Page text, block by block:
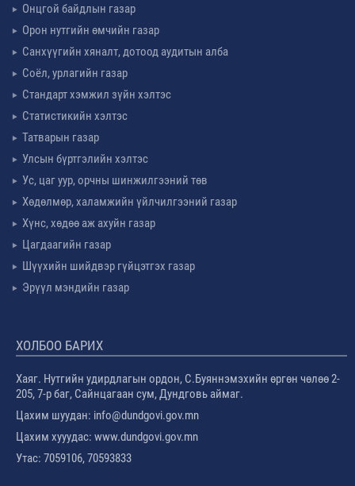
Онцгой байдлын газар
Орон нутгийн өмчийн газар
Санхүүгийн хяналт, дотоод аудитын алба
Соёл, урлагийн газар
Стандарт хэмжил зүйн хэлтэс
Статистикийн хэлтэс
Татварын газар
Улсын бүртгэлийн хэлтэс
Ус, цаг уур, орчны шинжилгээний төв
Хөдөлмөр, халамжийн үйлчилгээний газар
Хүнс, хөдөө аж ахуйн газар
Цагдаагийн газар
Шүүхийн шийдвэр гүйцэтгэх газар
Эрүүл мэндийн газар
ХОЛБОО БАРИХ
Хаяг. Нутгийн удирдлагын ордон, С.Буяннэмэхийн өргөн чөлөө 2-
205, 7-р баг, Сайнцагаан сум, Дундговь аймаг.
Цахим шуудан: info@dundgovi.gov.mn
Цахим хууудас: www.dundgovi.gov.mn
Утас: 7059106, 70593833